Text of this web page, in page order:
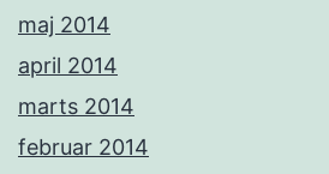
maj 2014
april 2014
marts 2014
februar 2014